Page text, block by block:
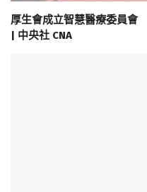
厚生會成立智慧醫療委員會
| 中央社 CNA